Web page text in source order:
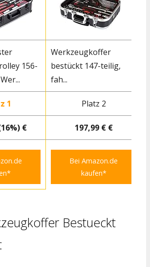
156-
Werkzeugkoffer
bestückt 147-teilig,
fah...
1 Platz 2
€ 197,99 € €
Bei Amazon.de
kaufen*
Bestueckt